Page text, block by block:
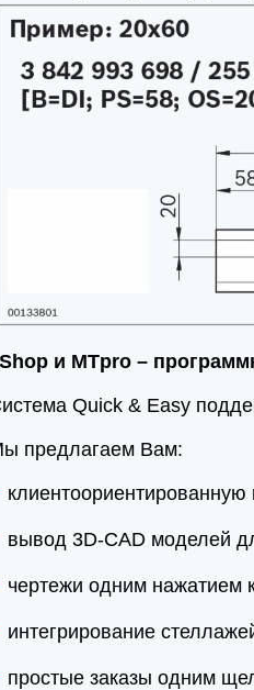
и MTpro –
Quick & Easy
предлагаем Вам:
вывод 3D-CAD моделей
чертежи одним нажатием
интегрирование
простые заказы одним